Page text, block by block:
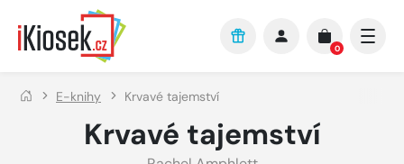
Přejít na hlavní obsah
0
E-knihy Krvavé tajemství
Krvavé tajemství